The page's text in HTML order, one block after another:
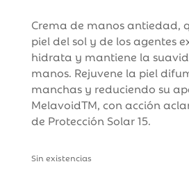
Crema de manos antiedad,
piel del sol y de los agentes
hidrata y mantiene la
manos. Rejuvene la piel
manchas y reduciendo su
MelavoidTM, con acción
de Protección Solar 15.
Sin existencias